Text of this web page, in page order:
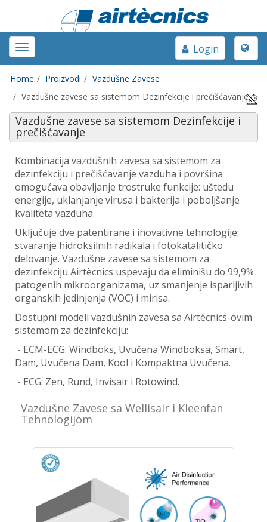
Toggle
navigation
Toggle
Login
Home Proizvodi
Vazdušne Zavese
Vazdušne zavese sa sistemom Dezinfekcije i prečišćavanje
Vazdušne zavese sa sistemom Dezinfekcije i
prečišćavanje
Kombinacija vazdušnih zavesa sa sistemom za
dezinfekciju i prečišćavanje vazduha i površina
omogućava obavljanje trostruke funkcije: uštedu
energije, uklanjanje virusa i bakterija i poboljšanje
kvaliteta vazduha.
Uključuje dve patentirane i inovativne tehnologije:
stvaranje hidroksilnih radikala i fotokatalitičko
delovanje. Vazdušne zavese sa sistemom za
dezinfekciju Airtècnics uspevaju da eliminišu do 99,9%
patogenih mikroorganizama, uz smanjenje isparljivih
organskih jedinjenja (VOC) i mirisa.
Dostupni modeli vazdušnih zavesa sa Airtècnics-ovim
sistemom za dezinfekciju:
- ECM-ECG: Windboks, Uvučena Windboksa, Smart,
Dam, Uvučena Dam, Kool i Kompaktna Uvučena.
- ECG: Zen, Rund, Invisair i Rotowind.
Vazdušne Zavese sa Wellisair i Kleenfan
Tehnologijom